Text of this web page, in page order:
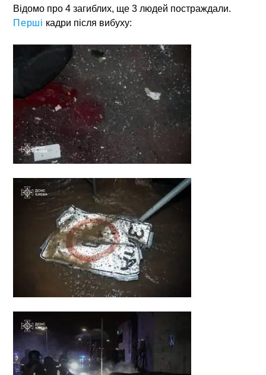
Відомо про 4 загиблих, ще 3 людей постраждали.
Перші кадри після вибуху: